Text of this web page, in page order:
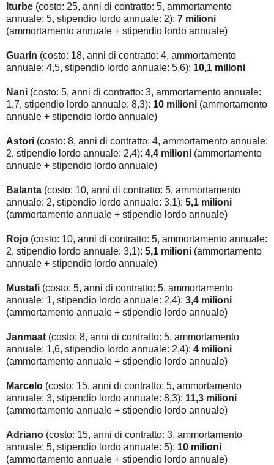
Iturbe (costo: 25, anni di contratto: 5, ammortamento
annuale: 5, stipendio lordo annuale: 2): 7 milioni
(ammortamento annuale + stipendio lordo annuale)
Guarin (costo: 18, anni di contratto: 4, ammortamento
annuale: 4,5, stipendio lordo annuale: 5,6): 10,1 milioni
Nani (costo: 5, anni di contratto: 3, ammortamento annuale:
1,7, stipendio lordo annuale: 8,3): 10 milioni (ammortamento
annuale + stipendio lordo annuale)
Astori (costo: 8, anni di contratto: 4, ammortamento annuale:
2, stipendio lordo annuale: 2,4): 4,4 milioni (ammortamento
annuale + stipendio lordo annuale)
Balanta (costo: 10, anni di contratto: 5, ammortamento
annuale: 2, stipendio lordo annuale: 3,1): 5,1 milioni
(ammortamento annuale + stipendio lordo annuale)
Rojo (costo: 10, anni di contratto: 5, ammortamento annuale:
2, stipendio lordo annuale: 3,1): 5,1 milioni (ammortamento
annuale + stipendio lordo annuale)
Mustafi (costo: 5, anni di contratto: 5, ammortamento
annuale: 1, stipendio lordo annuale: 2,4): 3,4 milioni
(ammortamento annuale + stipendio lordo annuale)
Janmaat (costo: 8, anni di contratto: 5, ammortamento
annuale: 1,6, stipendio lordo annuale: 2,4): 4 milioni
(ammortamento annuale + stipendio lordo annuale)
Marcelo (costo: 15, anni di contratto: 5, ammortamento
annuale: 3, stipendio lordo annuale: 8,3): 11,3 milioni
(ammortamento annuale + stipendio lordo annuale)
Adriano (costo: 15, anni di contratto: 3, ammortamento
annuale: 5, stipendio lordo annuale: 5): 10 milioni
(ammortamento annuale + stipendio lordo annuale)